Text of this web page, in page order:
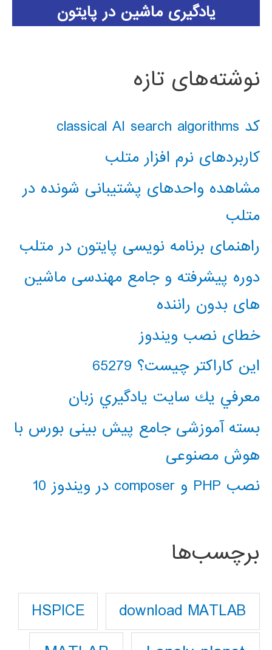
یادگیری ماشین در پایتون
نوشته‌های تازه
کد classical AI search algorithms
کاربردهای نرم افزار متلب
مشاهده واحدهای پشتیبانی شونده در
متلب
راهنمای برنامه نویسی پایتون در متلب
دوره پیشرفته و جامع مهندسی ماشین
های بدون راننده
خطای نصب ویندوز
این کاراکتر چیست؟ 65279
معرفي يك سايت يادگيري زبان
بسته آموزشی جامع پیش بینی بورس با
هوش مصنوعی
نصب PHP و composer در ویندوز 10
برچسب‌ها
download MATLAB
HSPICE